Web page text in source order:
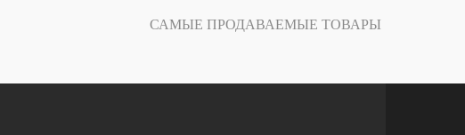
САМЫЕ ПРОДАВАЕМЫЕ ТОВАРЫ